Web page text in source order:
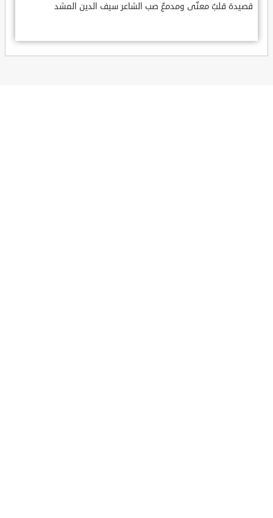
قصيدة قلبٌ معنّى ومدمعٌ صب الشاعر سيف الدين المشد